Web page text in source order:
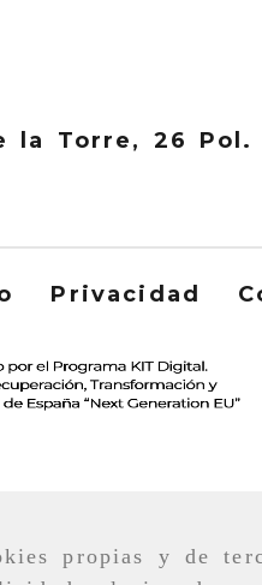
propias y de
la Torre, 26 Pol.
Privacidad